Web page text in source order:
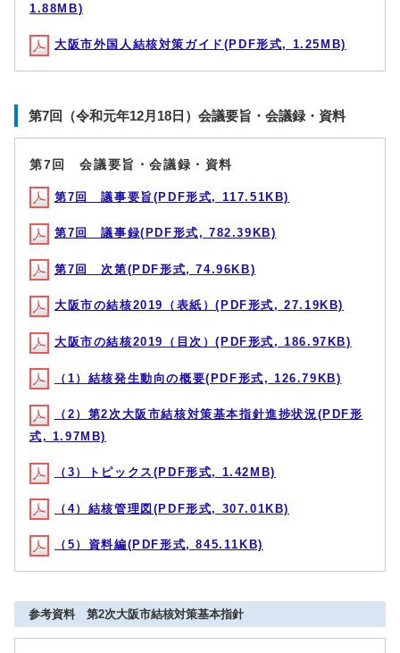
1.88MB)
大阪市外国人結核対策ガイド(PDF形式, 1.25MB)
第7回（令和元年12月18日）会議要旨・会議録・資料
第7回 会議要旨・会議録・資料
第7回 議事要旨(PDF形式, 117.51KB)
第7回 議事録(PDF形式, 782.39KB)
第7回 次第(PDF形式, 74.96KB)
大阪市の結核2019（表紙）(PDF形式, 27.19KB)
大阪市の結核2019（目次）(PDF形式, 186.97KB)
（1）結核発生動向の概要(PDF形式, 126.79KB)
（2）第2次大阪市結核対策基本指針進捗状況(PDF形
式, 1.97MB)
（3）トピックス(PDF形式, 1.42MB)
（4）結核管理図(PDF形式, 307.01KB)
（5）資料編(PDF形式, 845.11KB)
参考資料 第2次大阪市結核対策基本指針